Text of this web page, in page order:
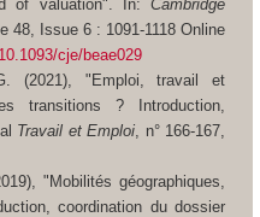
of valuation". In:Cambridge
48, Issue 6 : 1091-1118 Online
cje/beae029
(2021), "Emploi, travail et
transitions ? Introduction,
Travail et Emploi , n° 166-167,
"Mobilités géographiques,
coordination du dossier